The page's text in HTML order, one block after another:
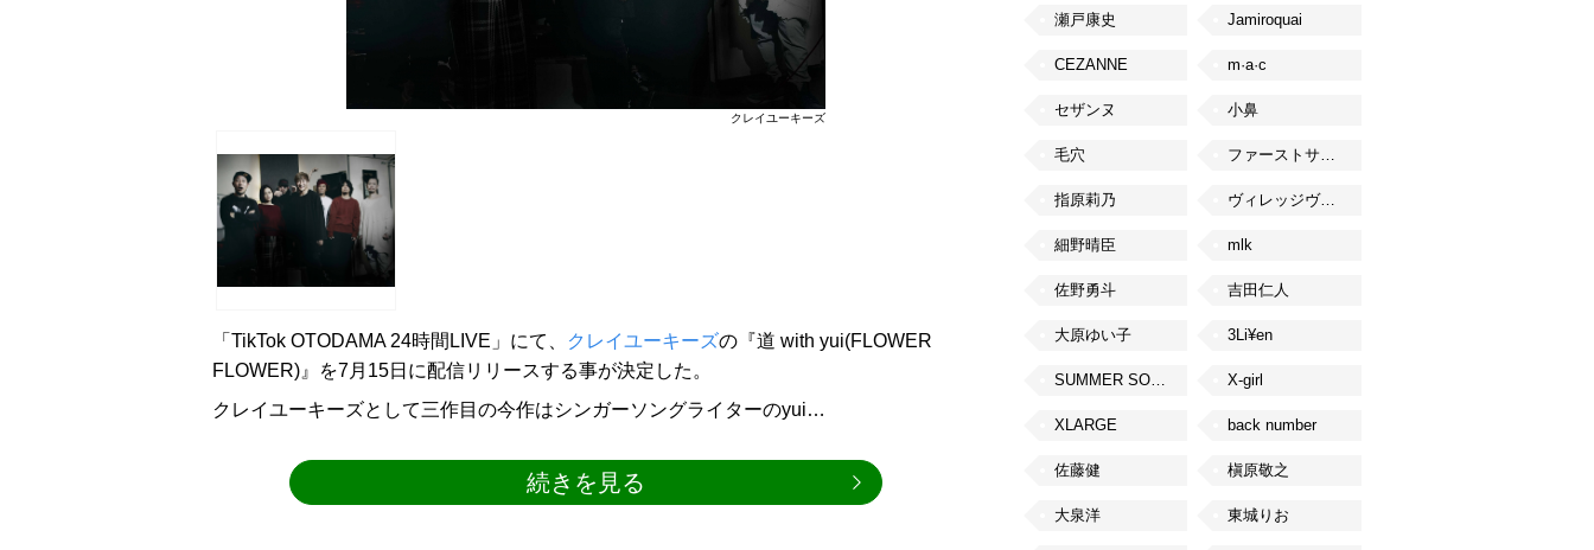
クレイユーキーズ
「TikTok OTODAMA 24時間LIVE」にて、 クレイユーキーズの『道 with yui(FLOWER
FLOWER)』を7月15日に配信リリースする事が決定した。
クレイユーキーズとして三作目の今作はシンガーソングライターのyui…
続きを見る
瀬戸康史 Jamiroquai
CEZANNE m·a·c
セザンヌ 小鼻
毛穴 ファーストサマーウイカ
指原莉乃 ヴィレッジヴァンガード
細野晴臣 mlk
佐野勇斗 吉田仁人
大原ゆい子 3Li¥en
SUMMER SONIC X-girl
XLARGE back number
佐藤健 槇原敬之
大泉洋 東城りお